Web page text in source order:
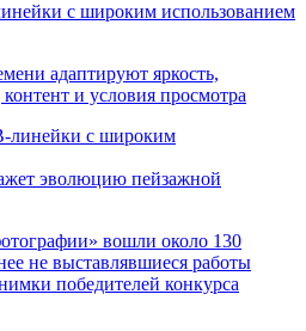
с широким использованием
адаптируют яркость,
и условия просмотра
эволюцию пейзажной
вошли около 130
не выставлявшиеся работы
победителей конкурса